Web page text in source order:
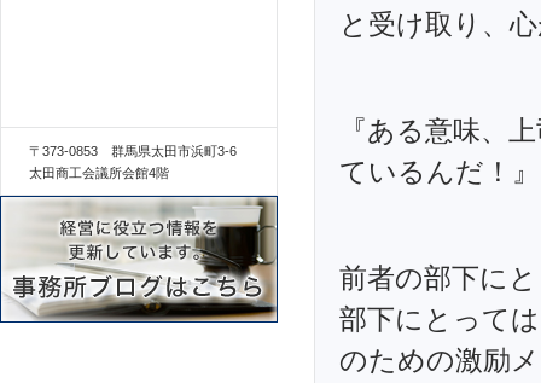
と受け取り、
『ある意味、
ているんだ！
前者の部下に
部下にとって
のための激励
〒373-0853 群馬県太田市浜町3-6
太田商工会議所会館4階